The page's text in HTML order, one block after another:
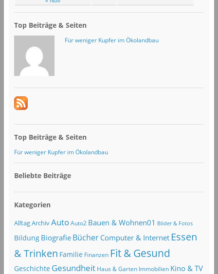
Top Beiträge & Seiten
Für weniger Kupfer im Ökolandbau
Top Beiträge & Seiten
Für weniger Kupfer im Ökolandbau
Beliebte Beiträge
Kategorien
AlltagArchivAuto Auto2 Bauen & Wohnen01 Bilder & Fotos
Bildung Biografie Bücher Computer & Internet Essen
& Trinken Familie Finanzen Fit & Gesund
Geschichte Gesundheit Haus & Garten Immobilien Kino & TV